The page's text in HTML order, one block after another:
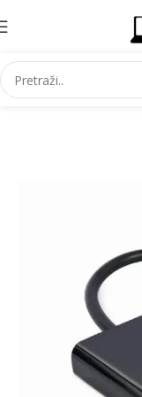
Početna Informatika